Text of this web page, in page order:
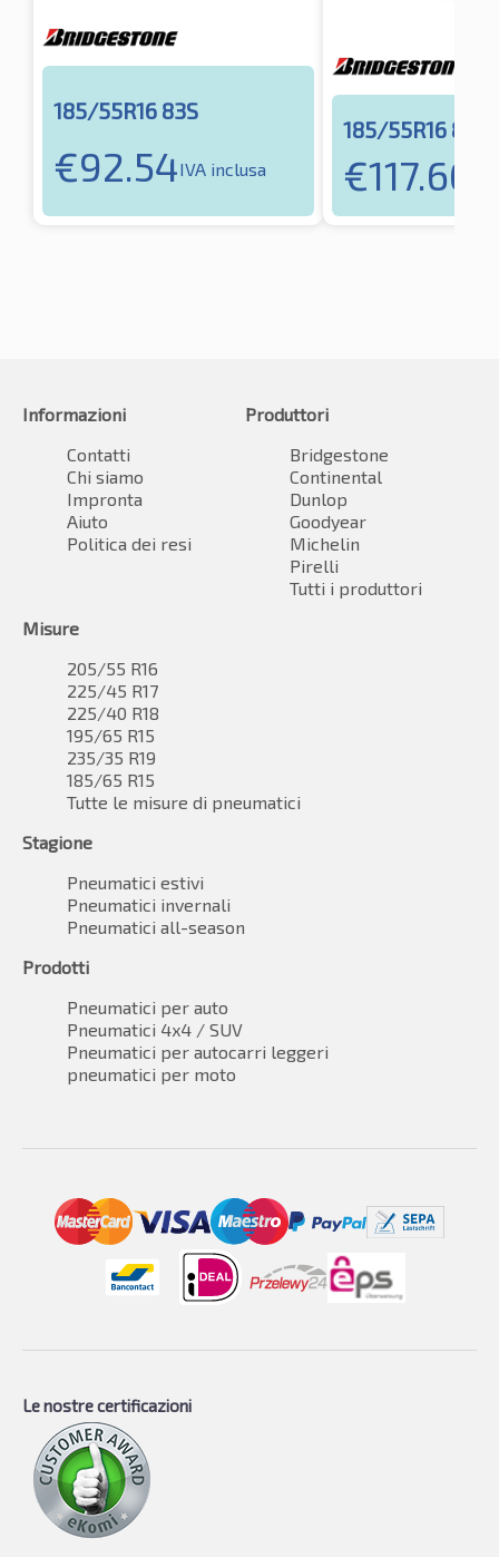
185/55R16 83S
€92.54IVA inclusa
185/55R16 87H
€117.66
Informazioni
Contatti
Chi siamo
Impronta
Aiuto
Politica dei resi
Produttori
Bridgestone
Continental
Dunlop
Goodyear
Michelin
Pirelli
Tutti i produttori
Misure
205/55 R16
225/45 R17
225/40 R18
195/65 R15
235/35 R19
185/65 R15
Tutte le misure di pneumatici
Stagione
Pneumatici estivi
Pneumatici invernali
Pneumatici all-season
Prodotti
Pneumatici per auto
Pneumatici 4x4 / SUV
Pneumatici per autocarri leggeri
pneumatici per moto
Le nostre certificazioni